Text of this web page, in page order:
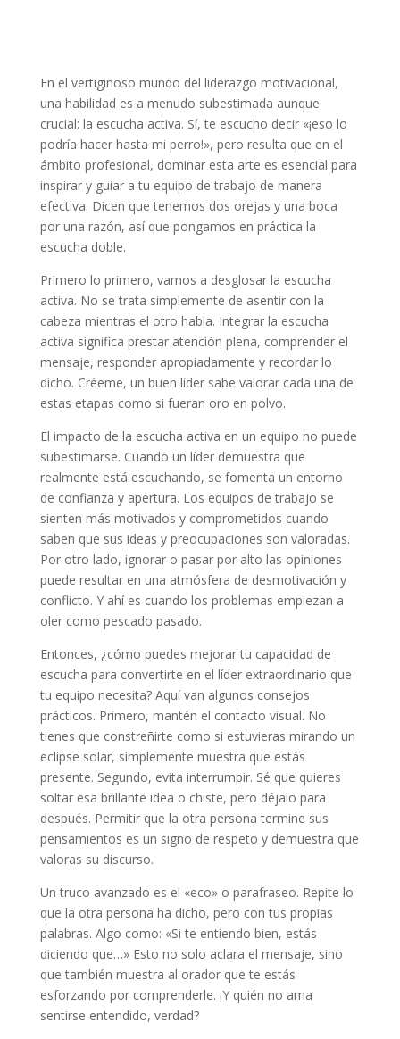
En el vertiginoso mundo del liderazgo motivacional,
una habilidad es a menudo subestimada aunque
crucial: la escucha activa. Sí, te escucho decir «¡eso lo
podría hacer hasta mi perro!», pero resulta que en el
ámbito profesional, dominar esta arte es esencial para
inspirar y guiar a tu equipo de trabajo de manera
efectiva. Dicen que tenemos dos orejas y una boca
por una razón, así que pongamos en práctica la
escucha doble.
Primero lo primero, vamos a desglosar la escucha
activa. No se trata simplemente de asentir con la
cabeza mientras el otro habla. Integrar la escucha
activa significa prestar atención plena, comprender el
mensaje, responder apropiadamente y recordar lo
dicho. Créeme, un buen líder sabe valorar cada una de
estas etapas como si fueran oro en polvo.
El impacto de la escucha activa en un equipo no puede
subestimarse. Cuando un líder demuestra que
realmente está escuchando, se fomenta un entorno
de confianza y apertura. Los equipos de trabajo se
sienten más motivados y comprometidos cuando
saben que sus ideas y preocupaciones son valoradas.
Por otro lado, ignorar o pasar por alto las opiniones
puede resultar en una atmósfera de desmotivación y
conflicto. Y ahí es cuando los problemas empiezan a
oler como pescado pasado.
Entonces, ¿cómo puedes mejorar tu capacidad de
escucha para convertirte en el líder extraordinario que
tu equipo necesita? Aquí van algunos consejos
prácticos. Primero, mantén el contacto visual. No
tienes que constreñirte como si estuvieras mirando un
eclipse solar, simplemente muestra que estás
presente. Segundo, evita interrumpir. Sé que quieres
soltar esa brillante idea o chiste, pero déjalo para
después. Permitir que la otra persona termine sus
pensamientos es un signo de respeto y demuestra que
valoras su discurso.
Un truco avanzado es el «eco» o parafraseo. Repite lo
que la otra persona ha dicho, pero con tus propias
palabras. Algo como: «Si te entiendo bien, estás
diciendo que…» Esto no solo aclara el mensaje, sino
que también muestra al orador que te estás
esforzando por comprenderle. ¡Y quién no ama
sentirse entendido, verdad?